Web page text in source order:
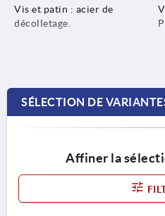
Vis et patin : acier de
décolletage.
SÉLECTION DE
Affiner la